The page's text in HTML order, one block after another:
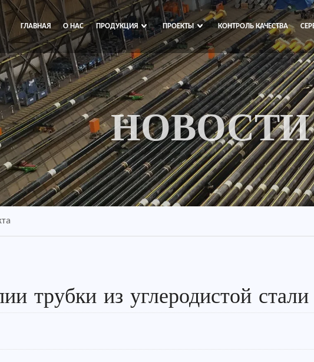
ГЛАВНАЯ О НАС ПРОДУКЦИЯ ПРОЕКТЫ КОНТРОЛЬ КАЧЕСТВА
трубки из углеродистой стали